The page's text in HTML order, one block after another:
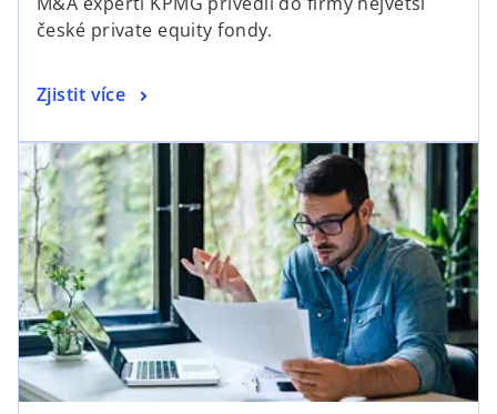
české private equity fondy.
Zjistit více